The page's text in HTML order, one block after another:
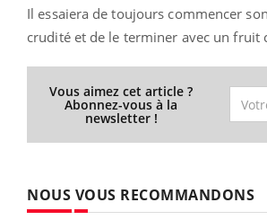
Il essaiera de toujours commencer
crudité et de le terminer avec un fruit
Vous aimez cet article ?
Abonnez-vous à la
newsletter !
NOUS VOUS RECOMMANDONS